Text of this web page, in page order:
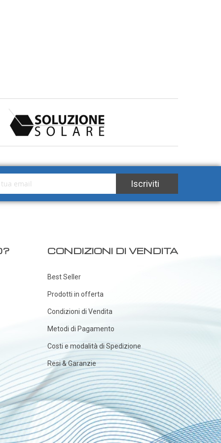
Newsletter: Iscriviti
CONDIZIONI DI VENDITA
Best Seller
Prodotti in offerta
Condizioni di Vendita
Metodi di Pagamento
Costi e modalità di Spedizione
Resi & Garanzie